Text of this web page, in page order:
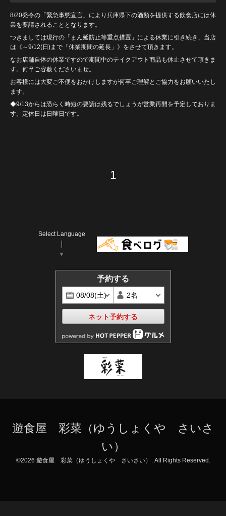
8/20発令の「緊急事態宣言」により兵庫県下の酒類を提供する飲食店には休
業を要請されることとなります。
つきましては現行の「まん延防止等重点措置」による休業に引き続き、当店
は《～9/12(日)まで「休業期間の延長」》をさせて頂きます。
なお店舗自体の休業ですので期間中のテイクアウト商品も休止させて頂きま
す。何卒ご容赦くださいませ。
お客様には大変ご不便をおかけしますが何卒ご理解とご協力をお願いいたし
ます。
◆9/13からは恐らく時短の要請は残るでしょうが営業再開を予定しておりま
す。定休日は日曜日です。
1
Select Language
▼
予約する
ネット予約する
遊食屋 彩菜（ゆうしょくや さいさ
い）
©2026 遊食屋 彩菜（ゆうしょくや さいさい） . All Rights Reserved.